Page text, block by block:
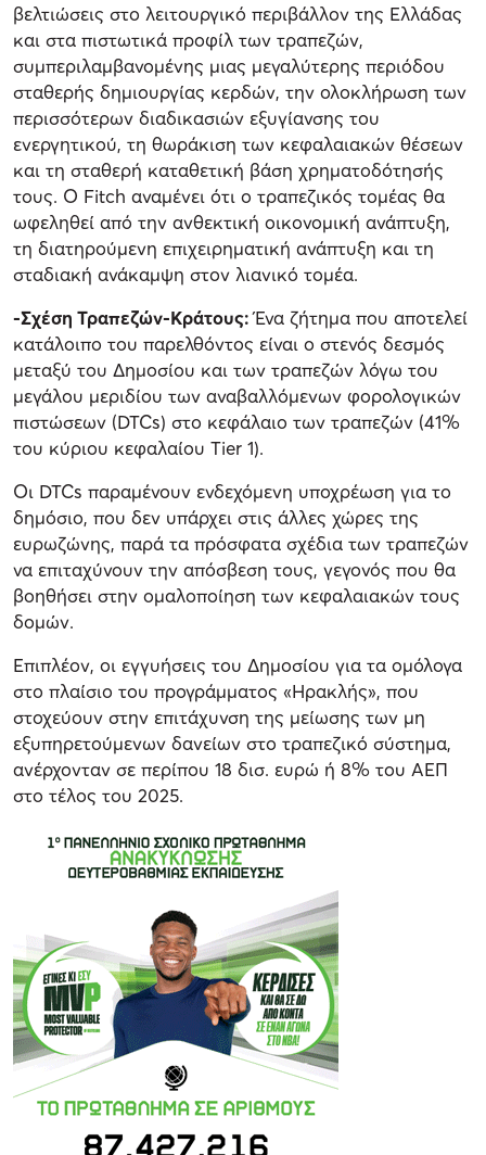
βελτιώσεις στο λειτουργικό περιβάλλον της Ελλάδας
και στα πιστωτικά προφίλ των τραπεζών,
συμπεριλαμβανομένης μιας μεγαλύτερης περιόδου
σταθερής δημιουργίας κερδών, την ολοκλήρωση των
περισσότερων διαδικασιών εξυγίανσης του
ενεργητικού, τη θωράκιση των κεφαλαιακών θέσεων
και τη σταθερή καταθετική βάση χρηματοδότησής
τους. Ο Fitch αναμένει ότι ο τραπεζικός τομέας θα
ωφεληθεί από την ανθεκτική οικονομική ανάπτυξη,
τη διατηρούμενη επιχειρηματική ανάπτυξη και τη
σταδιακή ανάκαμψη στον λιανικό τομέα.
-Σχέση Τραπεζών-Κράτους:Ένα ζήτημα που αποτελεί
κατάλοιπο του παρελθόντος είναι ο στενός δεσμός
μεταξύ του Δημοσίου και των τραπεζών λόγω του
μεγάλου μεριδίου των αναβαλλόμενων φορολογικών
πιστώσεων (DTCs) στο κεφάλαιο των τραπεζών (41%
του κύριου κεφαλαίου Tier 1).
Οι DTCs παραμένουν ενδεχόμενη υποχρέωση για το
δημόσιο, που δεν υπάρχει στις άλλες χώρες της
ευρωζώνης, παρά τα πρόσφατα σχέδια των τραπεζών
να επιταχύνουν την απόσβεση τους, γεγονός που θα
βοηθήσει στην ομαλοποίηση των κεφαλαιακών τους
δομών.
Επιπλέον, οι εγγυήσεις του Δημοσίου για τα ομόλογα
στο πλαίσιο του προγράμματος «Ηρακλής», που
στοχεύουν στην επιτάχυνση της μείωσης των μη
εξυπηρετούμενων δανείων στο τραπεζικό σύστημα,
ανέρχονταν σε περίπου 18 δισ. ευρώ ή 8% του ΑΕΠ
στο τέλος του 2025.